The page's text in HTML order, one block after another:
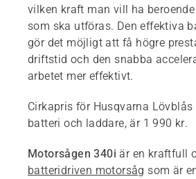
vilken kraft man vill ha
som ska utföras. Den effektiva
gör det möjligt att få högre
driftstid och den snabba
arbetet mer effektivt.
Cirkapris för Husqvarna
batteri och laddare, är 1 990 kr.
Motorsågen 340i är en kraftfull
batteridriven motorsåg som är